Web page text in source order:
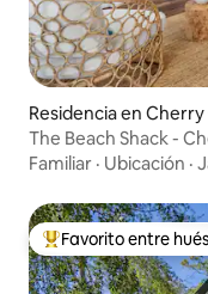
Residencia en
The Beach Shack -
Familiar · Ubicación ·
De los mejores en
Favorito entre